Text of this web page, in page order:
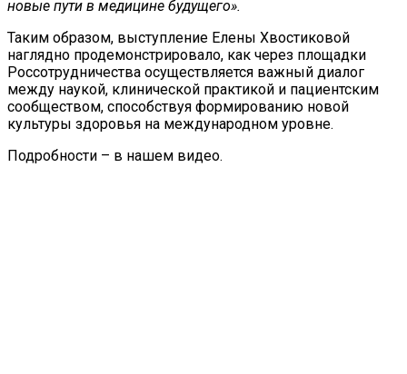
новые пути в медицине будущего».
Таким образом, выступление Елены Хвостиковой
наглядно продемонстрировало, как через площадки
Россотрудничества осуществляется важный диалог
между наукой, клинической практикой и пациентским
сообществом, способствуя формированию новой
культуры здоровья на международном уровне.
Подробности – в нашем видео.